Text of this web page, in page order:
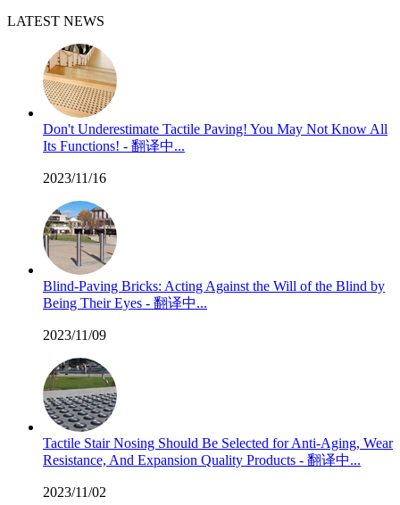
LATEST NEWS
Don't Underestimate Tactile Paving! You May Not Know All
Its Functions! - 翻译中...
2023/11/16
Blind-Paving Bricks: Acting Against the Will of the Blind by
Being Their Eyes - 翻译中...
2023/11/09
Tactile Stair Nosing Should Be Selected for Anti-Aging, Wear
Resistance, And Expansion Quality Products - 翻译中...
2023/11/02